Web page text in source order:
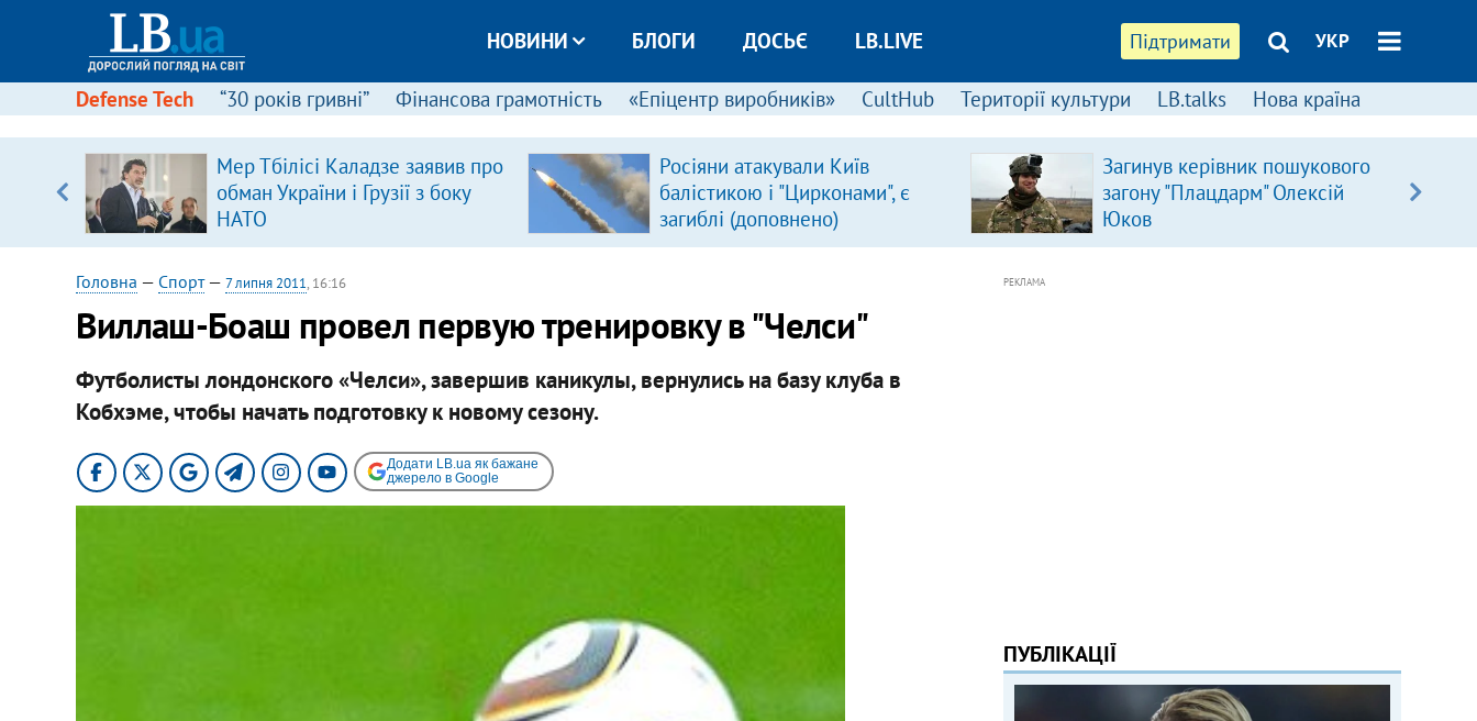
Підтримати УКР
НОВИНИ БЛОГИ ДОСЬЄ LB.LIVE
Defense Tech “30 років гривні” Фінансова грамотність «Епіцентр виробників» CultHub Території культури LB.talks Нова країна
Мер Тбілісі Каладзе заявив про
обман України і Грузії з боку
НАТО
Росіяни атакували Київ
балістикою і "Цирконами", є
загиблі (доповнено)
Загинув керівник пошукового
загону "Плацдарм" Олексій
Юков
Головна — Спорт— 7 липня 2011, 16:16
Виллаш-Боаш провел первую тренировку в "Челси"
Футболисты лондонского «Челси», завершив каникулы, вернулись на базу клуба в
Кобхэме, чтобы начать подготовку к новому сезону.
Додати LB.ua як бажане
джерело в Google
РЕКЛАМА
ПУБЛІКАЦІЇ